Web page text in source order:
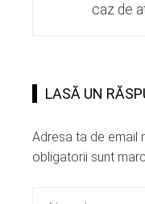
caz de
LASĂ UN
Adresa ta de email
obligatorii sunt